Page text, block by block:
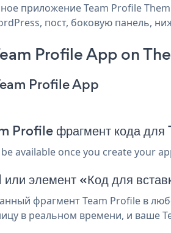
приложение Team Profile
пост, боковую панель,
Profile App on
Profile App
Profile фрагмент кода
available once you create your
элемент «Код для
фрагмент Team Profile в
в реальном времени, и ваше